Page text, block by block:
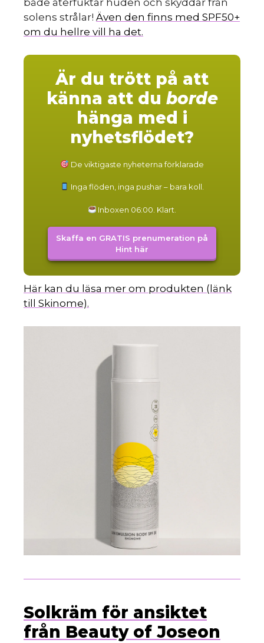
både återfuktar huden och skyddar från
solens strålar! Även den finns med SPF50+
om du hellre vill ha det.
Är du trött på att
känna att du borde
hänga med i
nyhetsflödet?
De viktigaste nyheterna förklarade
Inga flöden, inga pushar – bara koll.
Inboxen 06:00. Klart.
Skaffa en GRATIS prenumeration på
Hint här
Här kan du läsa mer om produkten (länk
till Skinome).
Solkräm för ansiktet
från Beauty of Joseon